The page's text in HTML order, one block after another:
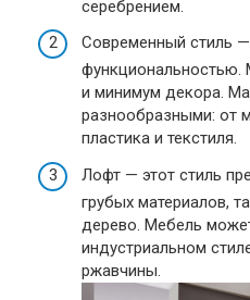
серебрением.
Современный стиль —
функциональностью.
и минимум декора.
разнообразными: от
пластика и текстиля.
Лофт — этот стиль
грубых материалов,
дерево. Мебель
индустриальном
ржавчины.